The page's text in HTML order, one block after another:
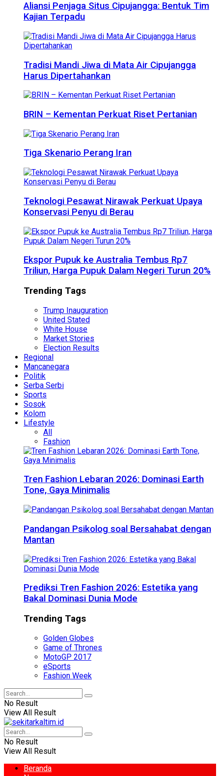
Aliansi Penjaga Situs Cipujangga: Bentuk Tim
Kajian Terpadu
Tradisi Mandi Jiwa di Mata Air Cipujangga
Harus Dipertahankan
BRIN – Kementan Perkuat Riset Pertanian
Tiga Skenario Perang Iran
Teknologi Pesawat Nirawak Perkuat Upaya
Konservasi Penyu di Berau
Ekspor Pupuk ke Australia Tembus Rp7
Triliun, Harga Pupuk Dalam Negeri Turun 20%
Trending Tags
Trump Inauguration
United Stated
White House
Market Stories
Election Results
Regional
Mancanegara
Politik
Serba Serbi
Sports
Sosok
Kolom
Lifestyle
All
Fashion
Tren Fashion Lebaran 2026: Dominasi Earth
Tone, Gaya Minimalis
Pandangan Psikolog soal Bersahabat dengan
Mantan
Prediksi Tren Fashion 2026: Estetika yang
Bakal Dominasi Dunia Mode
Trending Tags
Golden Globes
Game of Thrones
MotoGP 2017
eSports
Fashion Week
No Result
View All Result
No Result
View All Result
Beranda